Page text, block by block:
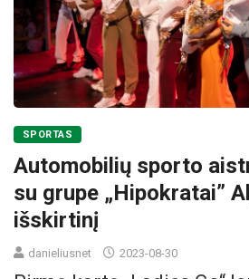
SPORTAS
Automobilių sporto
su grupe „Hipokratai”
išskirtinį
danieliusnet 2023-08-30